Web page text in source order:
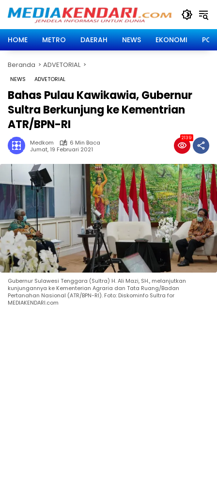
HOME
METRO DAERAH NEWS EKONOMI
Beranda ADVETORIAL
NEWS ADVETORIAL
Bahas Pulau Kawikawia, Gubernur
Sultra Berkunjung ke Kementrian
ATR/BPN-RI
Medkom
6 Min Baca
Jumat, 19 Februari 2021
2139
Gubernur Sulawesi Tenggara (Sultra) H. Ali Mazi, SH., melanjutkan
kunjungannya ke Kementerian Agraria dan Tata Ruang/Badan
Pertanahan Nasional (ATR/BPN-RI). Foto: Diskominfo Sultra for
MEDIAKENDARI.com